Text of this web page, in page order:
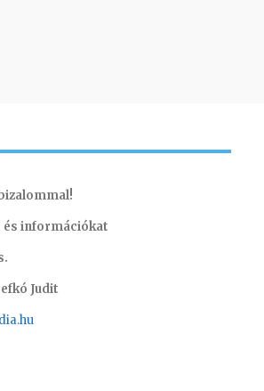
és információkat
Judit